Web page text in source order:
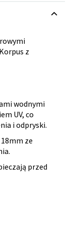
z
wodnymi
UV, co
i odpryski.
ze
przed